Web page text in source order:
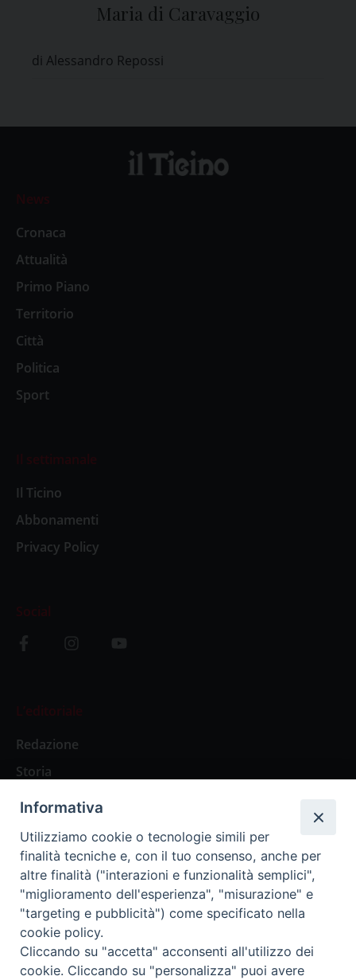
Maria di Caravaggio
di Alessandro Repossi
News
Cronaca
Attualità
Primo Piano
Territorio
Città
Politica
Sport
Il settimanale
Il Ticino
Abbonamenti
Privacy Policy
Social
L’editoriale
Redazione
Storia
Abbonamenti
Abbonamento Annuale Digitale
Abbonamento Annuale Cartaceo
Abbonamento Singola Copia Digitale
Informativa
Utilizziamo cookie o tecnologie simili per
finalità tecniche e, con il tuo consenso, anche per
altre finalità ("interazioni e funzionalità semplici",
"miglioramento dell'esperienza", "misurazione" e
"targeting e pubblicità") come specificato nella
cookie policy.
Cliccando su "accetta" acconsenti all'utilizzo dei
cookie. Cliccando su "personalizza" puoi avere